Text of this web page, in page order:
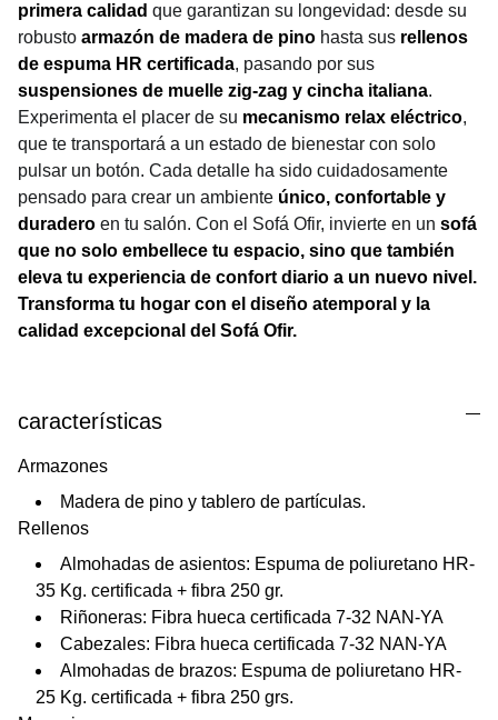
primera calidad que garantizan su longevidad: desde su
robusto armazón de madera de pino hasta sus rellenos
de espuma HR certificada, pasando por sus
suspensiones de muelle zig-zag y cincha italiana.
Experimenta el placer de su mecanismo relax eléctrico,
que te transportará a un estado de bienestar con solo
pulsar un botón. Cada detalle ha sido cuidadosamente
pensado para crear un ambiente único, confortable y
duradero en tu salón. Con el Sofá Ofir, invierte en un sofá
que no solo embellece tu espacio, sino que también
eleva tu experiencia de confort diario a un nuevo nivel.
Transforma tu hogar con el diseño atemporal y la
calidad excepcional del Sofá Ofir.
características
Armazones
Madera de pino y tablero de partículas.
Rellenos
Almohadas de asientos: Espuma de poliuretano HR-
35 Kg. certificada + fibra 250 gr.
Riñoneras: Fibra hueca certificada 7-32 NAN-YA
Cabezales: Fibra hueca certificada 7-32 NAN-YA
Almohadas de brazos: Espuma de poliuretano HR-
25 Kg. certificada + fibra 250 grs.